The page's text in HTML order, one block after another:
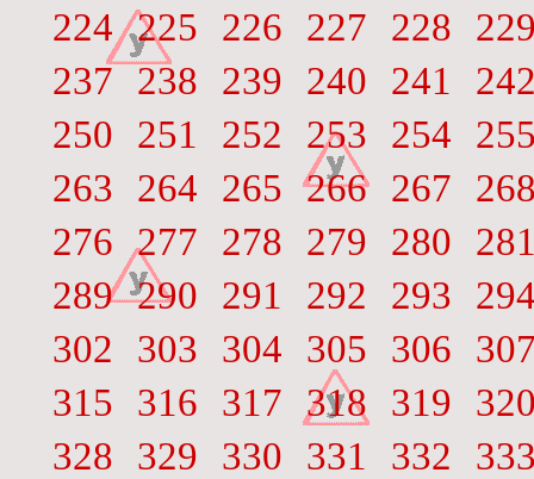
224 225 226 227 228
237
238 239 240 241
250
251 252 253 254
263
264 265 266 267
276 277 278 279 280
289 290 291 292 293
302
303 304 305 306
315
316 317 318 319
328
329 330 331 332